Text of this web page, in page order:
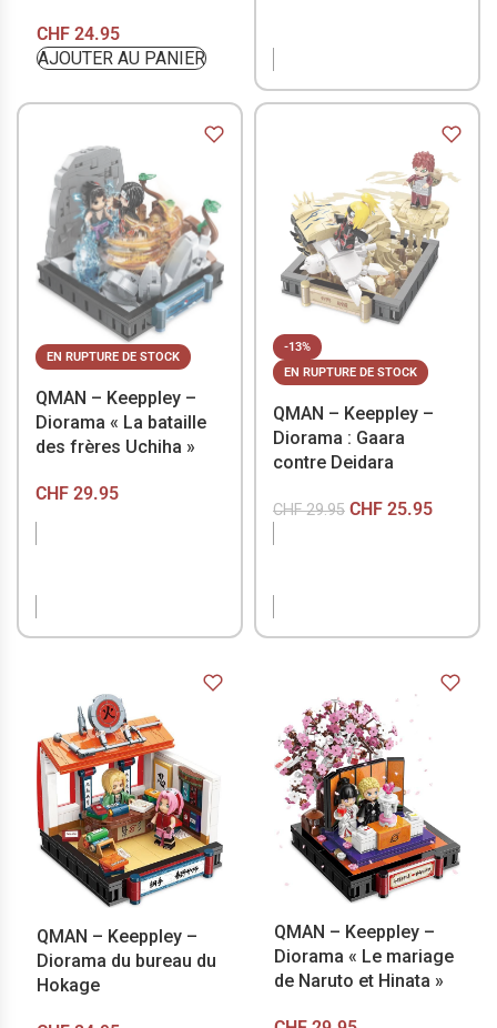
CHF 24.95
AJOUTER AU PANIER
EN RUPTURE DE STOCK
QMAN – Keeppley –
Diorama « La bataille
des frères Uchiha »
CHF 29.95
-13%
EN RUPTURE DE STOCK
QMAN – Keeppley –
Diorama : Gaara
contre Deidara
CHF29.95 CHF25.95
QMAN – Keeppley –
Diorama du bureau du
Hokage
QMAN – Keeppley –
Diorama « Le mariage
de Naruto et Hinata »